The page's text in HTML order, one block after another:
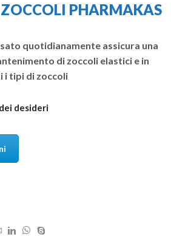
ZOCCOLI PHARMAKAS
quotidianamente assicura una
di zoccoli elastici e in
i tipi di zoccoli
desideri